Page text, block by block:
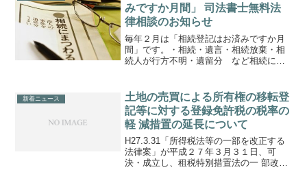
みですか月間」 司法書士無料法
律相談のお知らせ
毎年２月は「相続登記はお済みですか月
間」です。・相続・遺言・相続放棄・相
続人が行方不明・遺留分 など相続に関
め、お電話（053-576-2222）をお願いし
ます。
新着ニュース
土地の売買による所有権の移転登
記等に対する登録免許税の税率の
軽 減措置の延長について
H27.3.31「所得税法等の一部を改正する
法律案」が平成２７年３月３１日、可
決・成立し、租税特別措置法の一 部改正